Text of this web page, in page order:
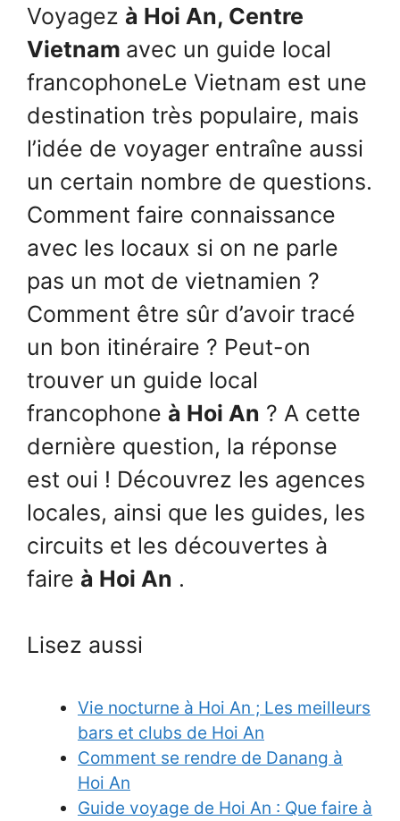
Voyagez à Hoi An, Centre
Vietnam avec un guide local
francophoneLe Vietnam est une
destination très populaire, mais
l’idée de voyager entraîne aussi
un certain nombre de questions.
Comment faire connaissance
avec les locaux si on ne parle
pas un mot de vietnamien ?
Comment être sûr d’avoir tracé
un bon itinéraire ? Peut-on
trouver un guide local
francophone à Hoi An ? A cette
dernière question, la réponse
est oui ! Découvrez les agences
locales, ainsi que les guides, les
circuits et les découvertes à
faire à Hoi An .
Lisez aussi
Vie nocturne à Hoi An ; Les meilleurs
bars et clubs de Hoi An
Comment se rendre de Danang à
Hoi An
Guide voyage de Hoi An : Que faire à